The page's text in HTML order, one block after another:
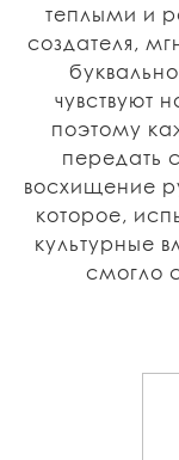
теплыми и
создателя,
чувствуют
поэтому
передать
восхищение
которое,
культурные
смогло